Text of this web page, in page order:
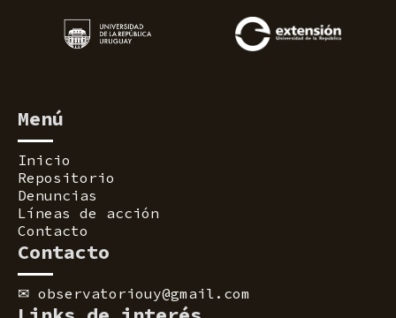
Menú
Inicio
Repositorio
Denuncias
Líneas de acción
Contacto
Contacto
✉ observatoriouy@gmail.com